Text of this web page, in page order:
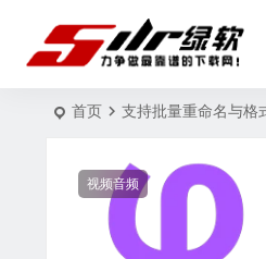
首页 支持批量重命名与格
视频音频